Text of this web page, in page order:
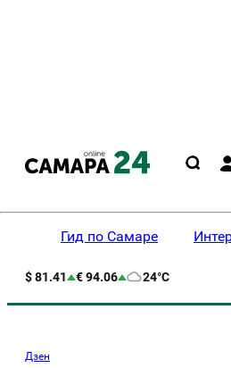
Гид по Самаре
$ 81.41 € 94.06 24°C
Дзен